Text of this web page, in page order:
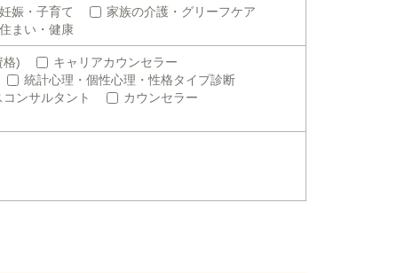
妊娠・子育て
家族の介護・グリーフケア
まい・健康
格)
キャリアカウンセラー
統計心理・個性心理・性格タイプ診断
コンサルタント
カウンセラー